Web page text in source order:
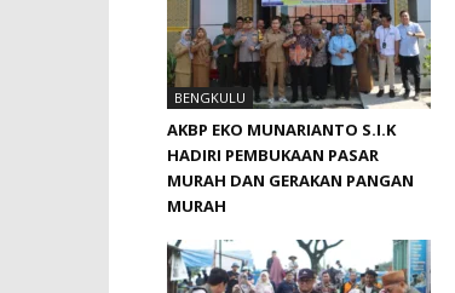
BENGKULU
AKBP EKO MUNARIANTO S.I.K
HADIRI PEMBUKAAN PASAR
MURAH DAN GERAKAN PANGAN
MURAH